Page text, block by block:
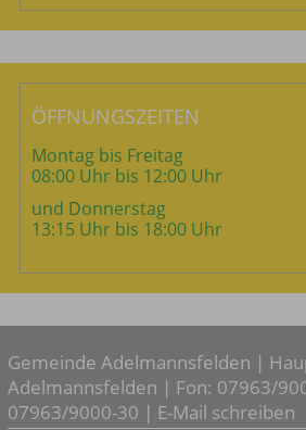
ÖFFNUNGSZEITEN
Montag bis Freitag
08:00 Uhr bis 12:00 Uhr
und Donnerstag
13:15 Uhr bis 18:00 Uhr
Gemeinde Adelmannsfelden |
Adelmannsfelden | Fon: 07963/
07963/9000-30 | E-Mail schreiben